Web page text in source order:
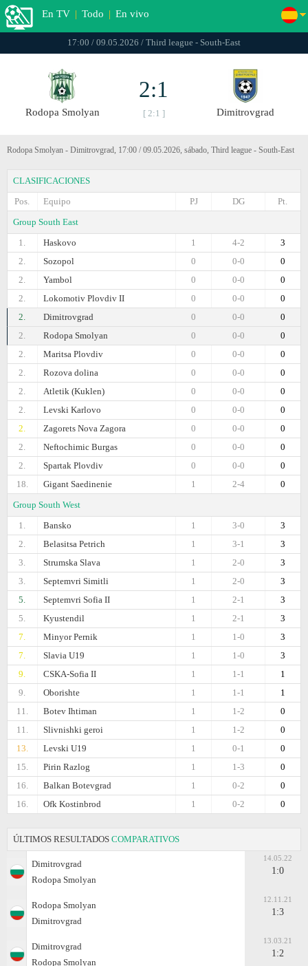
En TV | Todo | En vivo
17:00 / 09.05.2026 / Third league - South-East
Rodopa Smolyan
2:1
[ 2:1 ] Dimitrovgrad
Rodopa Smolyan - Dimitrovgrad, 17:00 / 09.05.2026, sábado, Third league - South-East
CLASIFICACIONES
Pos.
Equipo Pt.
DG
PJ
Group South East
1.
Haskovo 3
4-2
1
2.
Sozopol 0
0-0
0
2.
Yambol 0
0-0
0
2.
Lokomotiv Plovdiv II 0
0-0
0
2.
Dimitrovgrad 0
0-0
0
2.
Rodopa Smolyan 0
0-0
0
2.
Maritsa Plovdiv 0
0-0
0
2.
Rozova dolina 0
0-0
0
2.
Atletik (Kuklen) 0
0-0
0
2.
Levski Karlovo 0
0-0
0
2.
Zagorets Nova Zagora 0
0-0
0
2.
Neftochimic Burgas 0
0-0
0
2.
Spartak Plovdiv 0
0-0
0
18.
Gigant Saedinenie 0
2-4
1
Group South West
1.
Bansko 3
3-0
1
2.
Belasitsa Petrich 3
3-1
1
3.
Strumska Slava 3
2-0
1
3.
Septemvri Simitli 3
2-0
1
5.
Septemvri Sofia II 3
2-1
1
5.
Kyustendil 3
2-1
1
7.
Minyor Pernik 3
1-0
1
7.
Slavia U19 3
1-0
1
9.
CSKA-Sofiа II 1
1-1
1
9.
Oborishte 1
1-1
1
11.
Botev Ihtiman 0
1-2
1
11.
Slivnishki geroi 0
1-2
1
13.
Levski U19 0
0-1
1
15.
Pirin Razlog 0
1-3
1
16.
Balkan Botevgrad 0
0-2
1
16.
Ofk Kostinbrod 0
0-2
1
ÚLTIMOS RESULTADOS COMPARATIVOS
Dimitrovgrad
Rodopa Smolyan
14.05.22
1:0
Rodopa Smolyan
Dimitrovgrad
12.11.21
1:3
Dimitrovgrad
Rodopa Smolyan
13.03.21
1:2